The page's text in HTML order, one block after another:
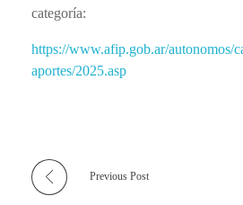
categoría:
https://www.afip.gob.ar/autonomos/
aportes/2025.asp
Previous Post